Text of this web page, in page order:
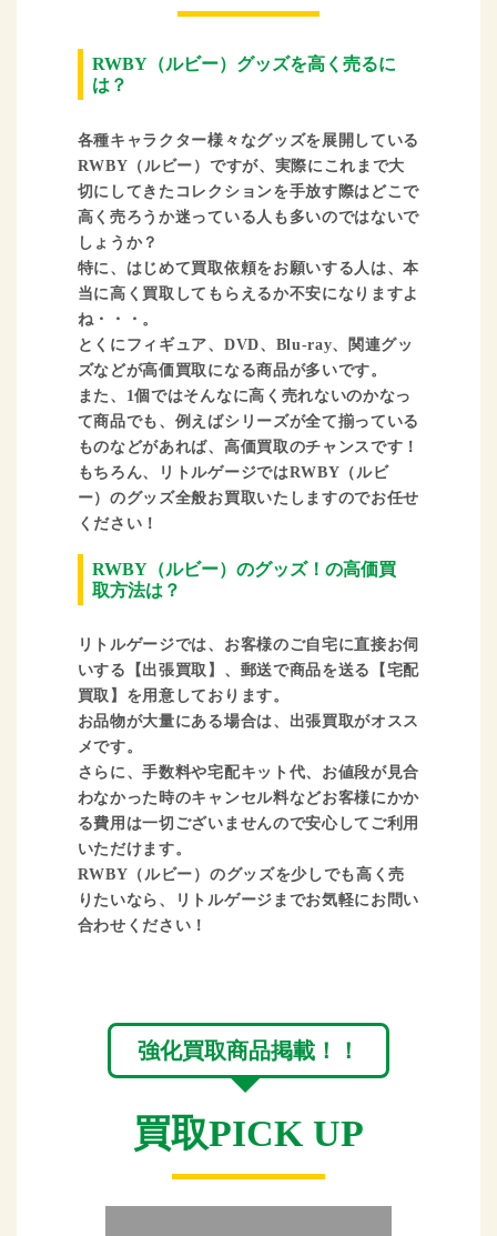
RWBY（ルビー）グッズを高く売るに
は？
各種キャラクター様々なグッズを展開している
RWBY（ルビー）ですが、実際にこれまで大
切にしてきたコレクションを手放す際はどこで
高く売ろうか迷っている人も多いのではないで
しょうか？
特に、はじめて買取依頼をお願いする人は、本
当に高く買取してもらえるか不安になりますよ
ね・・・。
とくにフィギュア、DVD、Blu-ray、関連グッ
ズなどが高価買取になる商品が多いです。
また、1個ではそんなに高く売れないのかなっ
て商品でも、例えばシリーズが全て揃っている
ものなどがあれば、高価買取のチャンスです！
もちろん、リトルゲージではRWBY（ルビ
ー）のグッズ全般お買取いたしますのでお任せ
ください！
RWBY（ルビー）のグッズ！の高価買
取方法は？
リトルゲージでは、お客様のご自宅に直接お伺
いする【出張買取】、郵送で商品を送る【宅配
買取】を用意しております。
お品物が大量にある場合は、出張買取がオスス
メです。
さらに、手数料や宅配キット代、お値段が見合
わなかった時のキャンセル料などお客様にかか
る費用は一切ございませんので安心してご利用
いただけます。
RWBY（ルビー）のグッズを少しでも高く売
りたいなら、リトルゲージまでお気軽にお問い
合わせください！
強化買取商品掲載！！
買取PICK UP